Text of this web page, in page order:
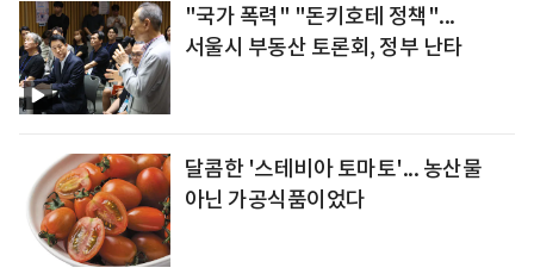
"국가 폭력" "돈키호테 정책"...
서울시 부동산 토론회, 정부 난타
달콤한 '스테비아 토마토'... 농산물
아닌 가공식품이었다